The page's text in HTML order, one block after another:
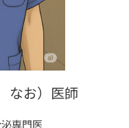
お）医師
専門医